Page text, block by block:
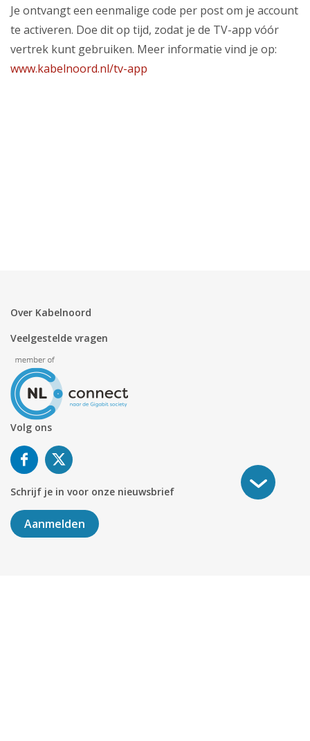
Je ontvangt een eenmalige code per post om je account
te activeren. Doe dit op tijd, zodat je de TV-app vóór
vertrek kunt gebruiken. Meer informatie vind je op:
www.kabelnoord.nl/tv-app
Over Kabelnoord
Veelgestelde vragen
Volg ons
Schrijf je in voor onze nieuwsbrief
Aanmelden